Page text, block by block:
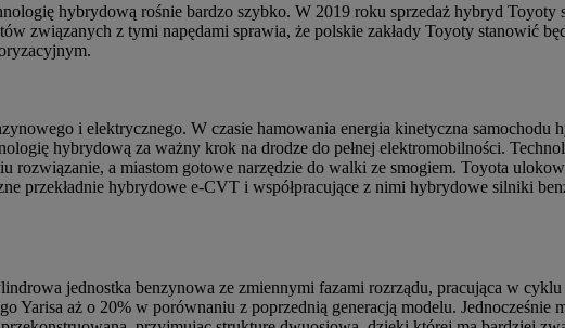
hybrydową rośnie bardzo szybko. W 2019 roku sprzedaż hybryd Toyoty
związanych z tymi napędami sprawia, że polskie zakłady Toyoty stanowić
i elektrycznego. W czasie hamowania energia kinetyczna
hybrydową za ważny krok na drodze do pełnej elektromobilności.
rozwiązanie, a miastom gotowe narzędzie do walki ze smogiem. Toyota
przekładnie hybrydowe e-CVT i współpracujące z nimi hybrydowe silniki
jednostka benzynowa ze zmiennymi fazami rozrządu, pracująca w
aż o 20% w porównaniu z poprzednią generacją modelu. Jednocześnie